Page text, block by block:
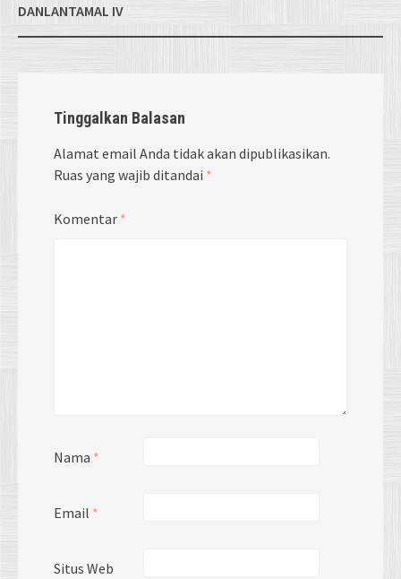
DANLANTAMAL IV
Tinggalkan Balasan
Alamat email Anda tidak akan dipublikasikan.
Ruas yang wajib ditandai *
Komentar *
Nama *
Email *
Situs Web